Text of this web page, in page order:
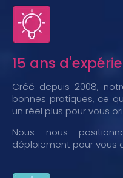
15 ans
Créé depuis 2008,
bonnes pratiques, ce
un réel plus pour vous
Nous nous
déploiement pour vous